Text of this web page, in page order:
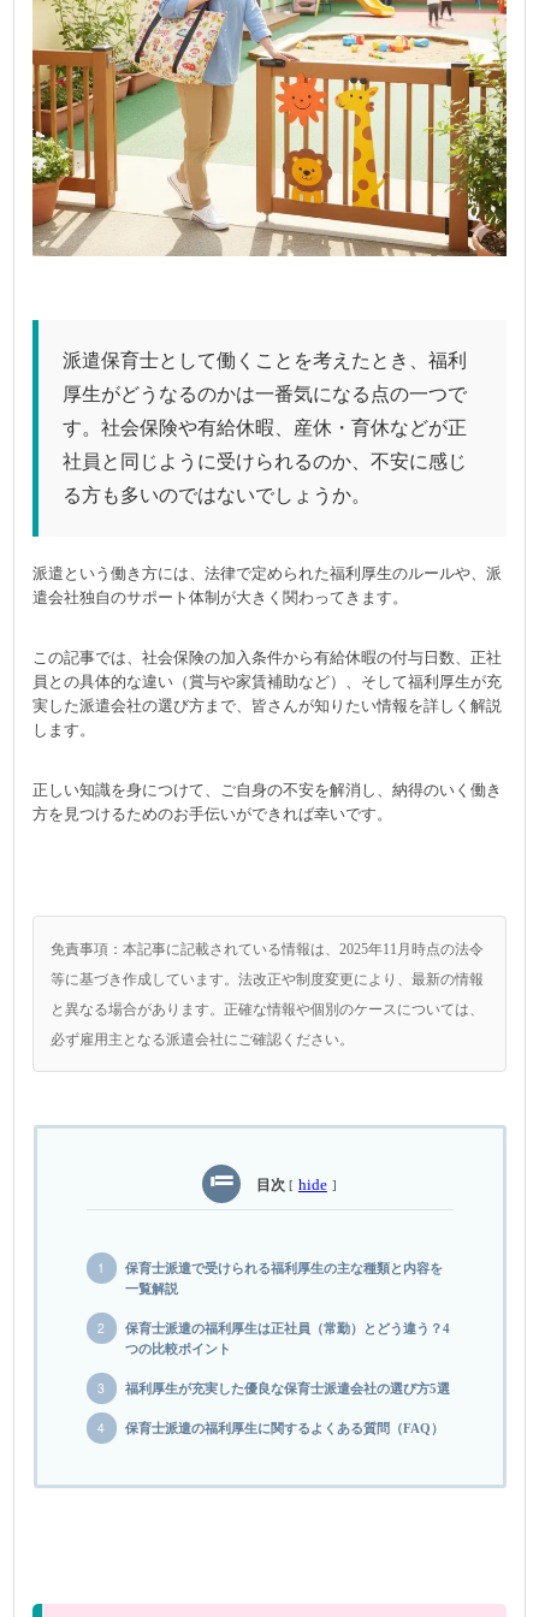
派遣保育士として働くことを考えたとき、福利
厚生がどうなるのかは一番気になる点の一つで
す。社会保険や有給休暇、産休・育休などが正
社員と同じように受けられるのか、不安に感じ
る方も多いのではないでしょうか。
派遣という働き方には、法律で定められた福利厚生のルールや、派
遣会社独自のサポート体制が大きく関わってきます。
この記事では、社会保険の加入条件から有給休暇の付与日数、正社
員との具体的な違い（賞与や家賃補助など）、そして福利厚生が充
実した派遣会社の選び方まで、皆さんが知りたい情報を詳しく解説
します。
正しい知識を身につけて、ご自身の不安を解消し、納得のいく働き
方を見つけるためのお手伝いができれば幸いです。
免責事項：本記事に記載されている情報は、2025年11月時点の法令
等に基づき作成しています。法改正や制度変更により、最新の情報
と異なる場合があります。正確な情報や個別のケースについては、
必ず雇用主となる派遣会社にご確認ください。
目次 [ hide ]
保育士派遣で受けられる福利厚生の主な種類と内容を
一覧解説
保育士派遣の福利厚生は正社員（常勤）とどう違う？4
つの比較ポイント
福利厚生が充実した優良な保育士派遣会社の選び方5選
保育士派遣の福利厚生に関するよくある質問（FAQ）